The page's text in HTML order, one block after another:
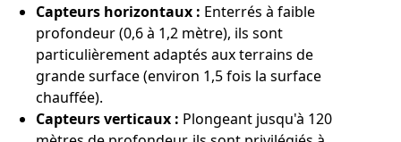
Capteurs horizontaux : Enterrés à faible
profondeur (0,6 à 1,2 mètre), ils sont
particulièrement adaptés aux terrains de
grande surface (environ 1,5 fois la surface
chauffée).
Capteurs verticaux : Plongeant jusqu'à 120